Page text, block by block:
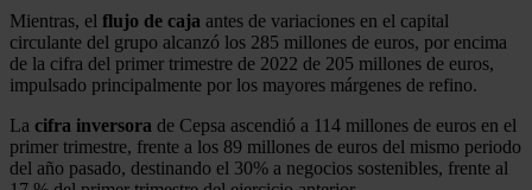
Mientras, el flujo de caja antes de variaciones en el capital
circulante del grupo alcanzó los 285 millones de euros, por encima
de la cifra del primer trimestre de 2022 de 205 millones de euros,
impulsado principalmente por los mayores márgenes de refino.
La cifra inversora de Cepsa ascendió a 114 millones de euros en el
primer trimestre, frente a los 89 millones de euros del mismo periodo
del año pasado, destinando el 30% a negocios sostenibles, frente al